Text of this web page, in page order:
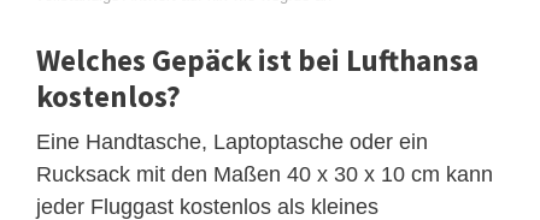
Welches Gepäck ist bei Lufthansa
kostenlos?
Eine Handtasche, Laptoptasche oder ein
Rucksack mit den Maßen 40 x 30 x 10 cm kann
jeder Fluggast kostenlos als kleines